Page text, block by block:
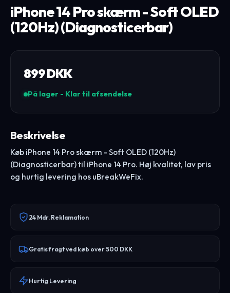
iPhone 14 Pro skærm - Soft OLED
(120Hz) (Diagnosticerbar)
899DKK
På lager - Klar til afsendelse
Beskrivelse
Køb iPhone 14 Pro skærm - Soft OLED (120Hz)
(Diagnosticerbar) til iPhone 14 Pro. Høj kvalitet, lav pris
og hurtig levering hos uBreakWeFix.
24 Mdr. Reklamation
Gratis fragt ved køb over 500 DKK
Hurtig Levering